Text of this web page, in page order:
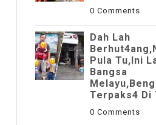
0 Comments
Dah Lah
Pula Tu,Ini
Bangsa
Terpaks4 Di
0 Comments